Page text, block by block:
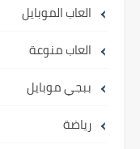
العاب الموبايل
العاب منوعة
ببجي موبايل
رياضة